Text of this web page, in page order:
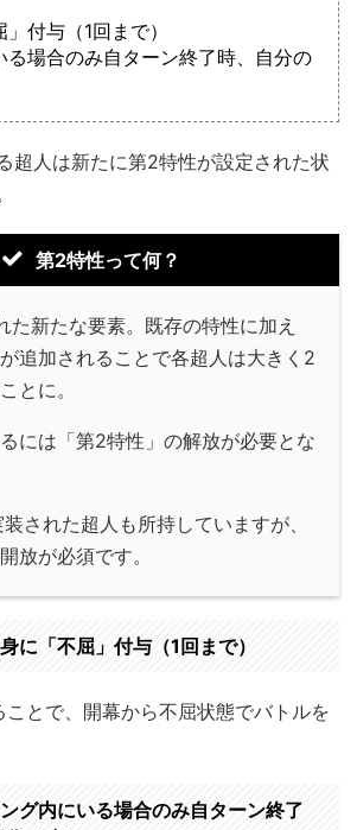
付与（1回まで）
場合のみ自ターン終了時、自分の
超人は新たに第2特性が設定された状
第2特性って何？
た新たな要素。既存の特性に加え
追加されることで各超人は大きく2
とに。
には「第2特性」の解放が必要とな
された超人も所持していますが、
放が必須です。
「不屈」付与（1回まで）
とで、開幕から不屈状態でバトルを
グ内にいる場合のみ自ターン終了